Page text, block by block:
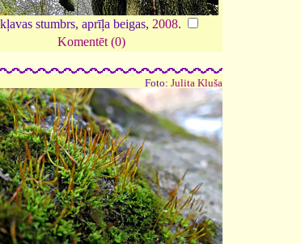
stumbrs, aprīļa beigas, 2008.
Komentēt (0)
Foto: Julita Kluša